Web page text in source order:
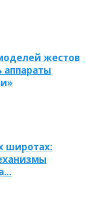
жестов
аппараты
широтах: